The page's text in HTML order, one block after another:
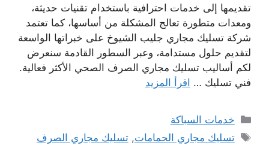
تقديمها إلى خدمات احترافية باستخدام تقنيات حديثة،
ومعدات متطورة تعالج المشكلة من أساسها، كما تعتمد
شركة تسليك مجاري جليب الشيوخ على خبراتها الواسعة
لتقديم حلول مستدامة، وعبر السطور القادمة سنعرض
لكم أساليب تسليك مجاري الصرف الصحي الأكثر فعالية.
فني تسليك … اقرأ المزيد
التصنيفات
خدمات السباكة
الوسوم
تسليك مجاري الحمامات,تسليك مجاري الصرف